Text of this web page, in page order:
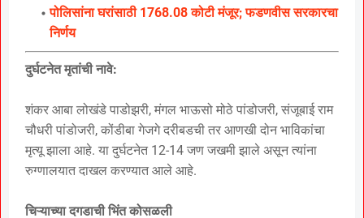
पोलिसांना घरांसाठी 1768.08 कोटी मंजूर; फडणवीस सरकारचा
निर्णय
दुर्घटनेत मृतांची नावे:
शंकर आबा लोखंडे पाडोझरी, मंगल भाऊसो मोठे पांडोजरी, संजूबाई राम
चौधरी पांडोजरी, कोंडीबा गेजगे दरीबडची तर आणखी दोन भाविकांचा
मृत्यू झाला आहे. या दुर्घटनेत 12-14 जण जखमी झाले असून त्यांना
रुग्णालयात दाखल करण्यात आले आहे.
चिऱ्याच्या दगडाची भिंत कोसळली